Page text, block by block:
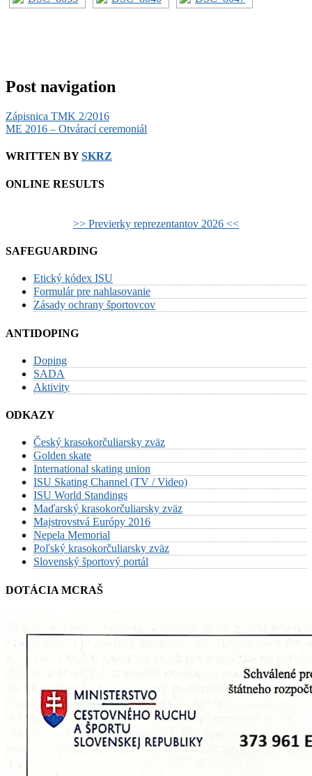
Post navigation
Zápisnica TMK 2/2016
ME 2016 – Otvárací ceremoniál
WRITTEN BYSKRZ
ONLINE RESULTS
>> Previerky reprezentantov 2026 <<
SAFEGUARDING
Etický kódex ISU
Formulár pre nahlasovanie
Zásady ochrany športovcov
ANTIDOPING
Doping
SADA
Aktivity
ODKAZY
Český krasokorčuliarsky zväz
Golden skate
International skating union
ISU Skating Channel (TV / Video)
ISU World Standings
Maďarský krasokorčuliarsky zväz
Majstrovstvá Európy 2016
Nepela Memorial
Poľský krasokorčuliarsky zväz
Slovenský športový portál
DOTÁCIA MCRAŠ